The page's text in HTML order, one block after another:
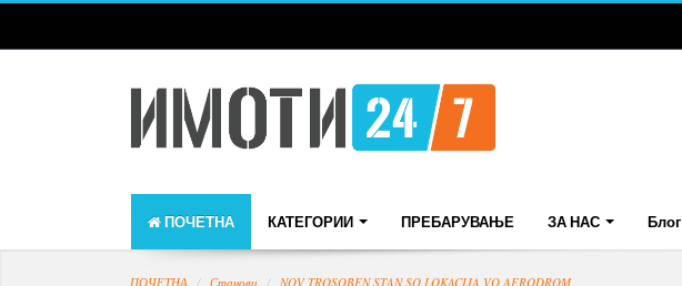
ПОЧЕТНА КАТЕГОРИИ ПРЕБАРУВАЊЕ ЗА НАС Блог
ПОЧЕТНА Станови NOV TROSOBEN STAN SO LOKACIJA VO AERODROM